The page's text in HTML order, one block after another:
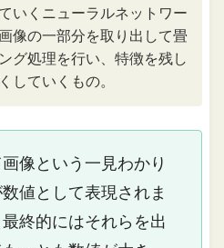
いくニューラルネットワー
像の一部分を取り出して畳
グ処理を行い、特徴を残し
していくもの。
像という一見わかり
値として表現されま
終的にはそれらを出